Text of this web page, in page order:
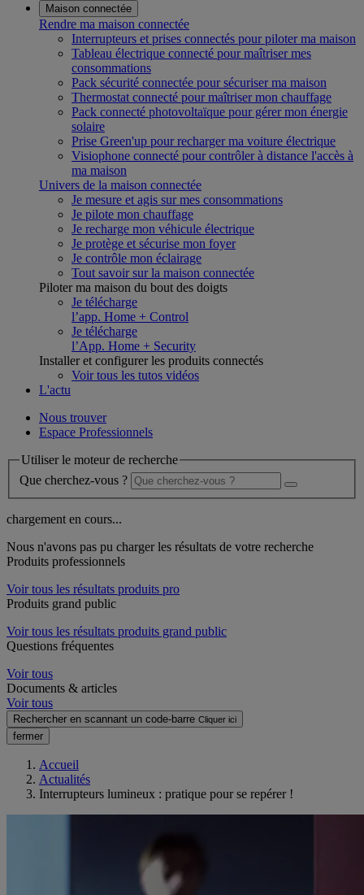
Maison connectée
Rendre ma maison connectée
Interrupteurs et prises connectés pour piloter ma maison
Tableau électrique connecté pour maîtriser mes
consommations
Pack sécurité connectée pour sécuriser ma maison
Thermostat connecté pour maîtriser mon chauffage
Pack connecté photovoltaïque pour gérer mon énergie
solaire
Prise Green'up pour recharger ma voiture électrique
Visiophone connecté pour contrôler à distance l'accès à
ma maison
Univers de la maison connectée
Je mesure et agis sur mes consommations
Je pilote mon chauffage
Je recharge mon véhicule électrique
Je protège et sécurise mon foyer
Je contrôle mon éclairage
Tout savoir sur la maison connectée
Piloter ma maison du bout des doigts
Je télécharge
l’app. Home + Control
Je télécharge
l’App. Home + Security
Installer et configurer les produits connectés
Voir tous les tutos vidéos
L'actu
Nous trouver
Espace Professionnels
Utiliser le moteur de recherche
Que cherchez-vous ?
chargement en cours...
Nous n'avons pas pu charger les résultats de votre recherche
Produits professionnels
Voir tous les résultats produits pro
Produits grand public
Voir tous les résultats produits grand public
Questions fréquentes
Voir tous
Documents & articles
Voir tous
Rechercher en scannant un code-barre Cliquer ici
fermer
Accueil
Actualités
Interrupteurs lumineux : pratique pour se repérer !